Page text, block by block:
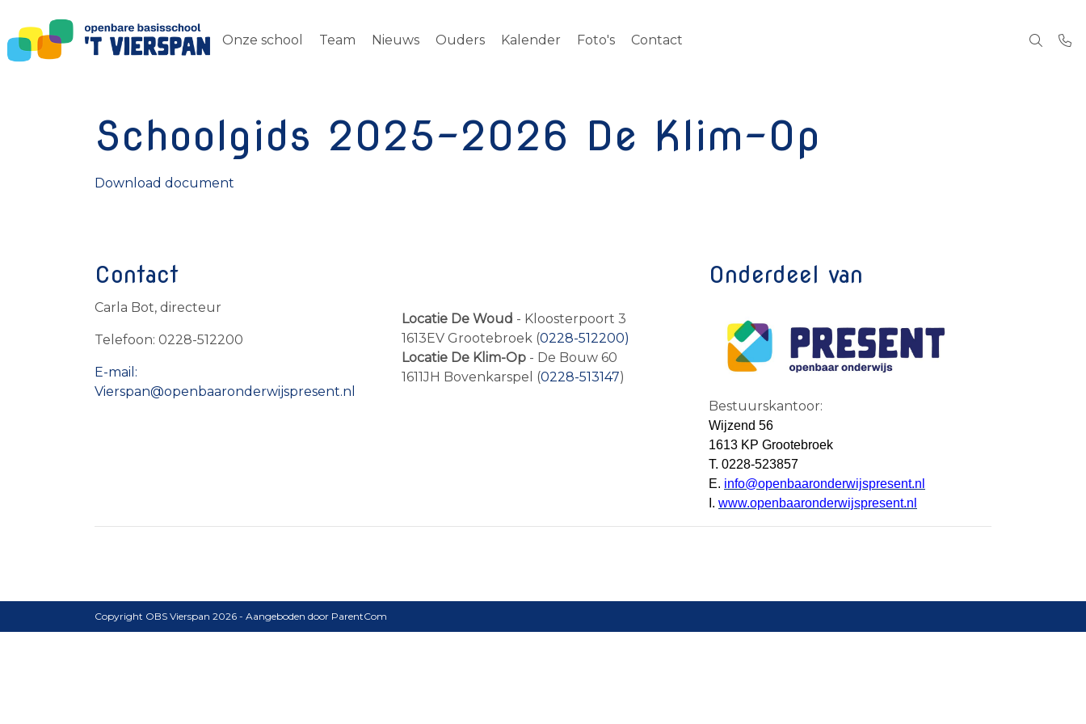
Onze school Team Nieuws Ouders Kalender Foto's Contact
Schoolgids 2025-2026 De Klim-Op
Download document
Contact
Carla Bot, directeur
Telefoon: 0228-512200
E-mail:
Vierspan@openbaaronderwijspresent.nl
Locatie De Woud - Kloosterpoort 3
1613EV Grootebroek (0228-512200)
Locatie De Klim-Op - De Bouw 60
1611JH Bovenkarspel (0228-513147)
Onderdeel van
Bestuurskantoor:
Wijzend 56
1613 KP Grootebroek
T. 0228-523857
E. info@openbaaronderwijspresent.nl
I. www.openbaaronderwijspresent.nl
Copyright OBS Vierspan 2026 - Aangeboden door ParentCom